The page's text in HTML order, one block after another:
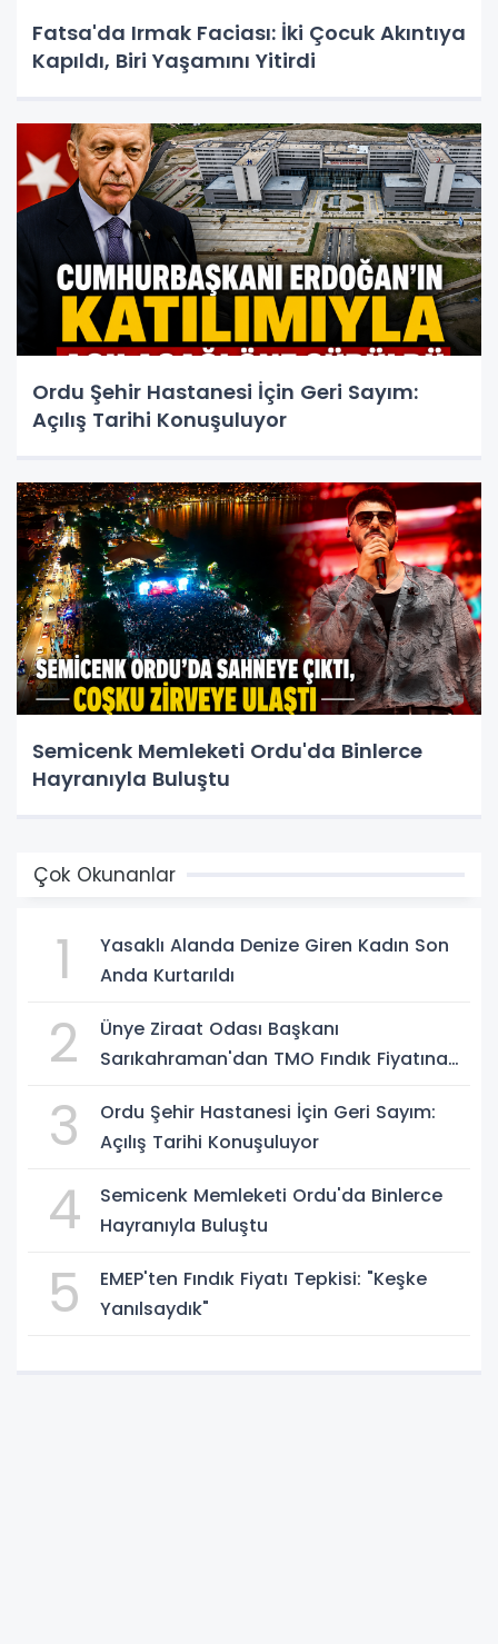
Fatsa'da Irmak Faciası: İki Çocuk Akıntıya
Kapıldı, Biri Yaşamını Yitirdi
Ordu Şehir Hastanesi İçin Geri Sayım:
Açılış Tarihi Konuşuluyor
Semicenk Memleketi Ordu'da Binlerce
Hayranıyla Buluştu
Çok Okunanlar
1
Yasaklı Alanda Denize Giren Kadın Son
Anda Kurtarıldı
2
Ünye Ziraat Odası Başkanı
Sarıkahraman'dan TMO Fındık Fiyatına
3
Ordu Şehir Hastanesi İçin Geri Sayım:
Açılış Tarihi Konuşuluyor
4
Semicenk Memleketi Ordu'da Binlerce
Hayranıyla Buluştu
5
EMEP'ten Fındık Fiyatı Tepkisi: "Keşke
Yanılsaydık"